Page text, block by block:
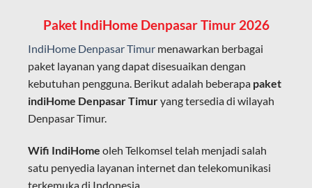
Mampu menangani banyak perangkat sekaligus tanpa
Dengan teknologi ini, IndiHome memberikan pengalaman
internet yang lebih baik bagi pengguna untuk bekerja,
belajar, dan hiburan di rumah.
IndiHome sering disebut sebagai WiFi IndiHome karena
fiber optic dapat dikoneksikan melalui perangkat router
WiFi.
Paket IndiHome Denpasar Timur 2026
IndiHome Denpasar Timur menawarkan berbagai
paket layanan yang dapat disesuaikan dengan
kebutuhan pengguna. Berikut adalah beberapa paket
indiHome Denpasar Timuryang tersedia di wilayah
Denpasar Timur.
Wifi IndiHome oleh Telkomsel telah menjadi salah
satu penyedia layanan internet dan telekomunikasi
terkemuka di Indonesia.